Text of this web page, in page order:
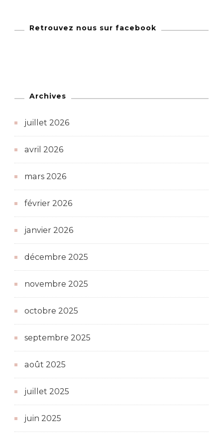
Retrouvez nous sur facebook
Archives
juillet 2026
avril 2026
mars 2026
février 2026
janvier 2026
décembre 2025
novembre 2025
octobre 2025
septembre 2025
août 2025
juillet 2025
juin 2025